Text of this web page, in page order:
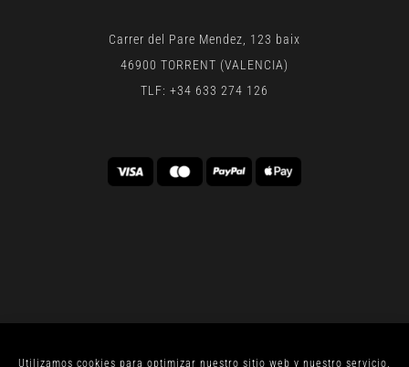
Utilizamos cookies para optimizar nuestro sitio web y nuestro servicio.
Carrer del Pare Mendez, 123 baix
46900 TORRENT (VALENCIA)
TLF: +34 633 274 126